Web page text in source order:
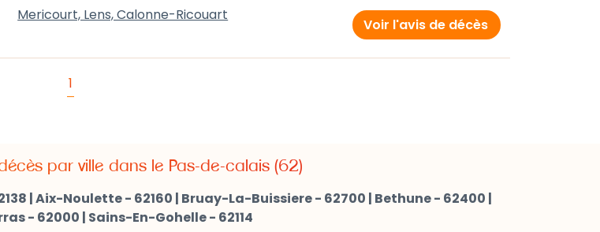
Mericourt, Lens, Calonne-Ricouart
Voir l'avis de décès
1
par ville dans le Pas-de-calais (62)
|Aix-Noulette - 62160 | Bruay-La-Buissiere - 62700 | Bethune - 62400 |
- 62000 | Sains-En-Gohelle - 62114